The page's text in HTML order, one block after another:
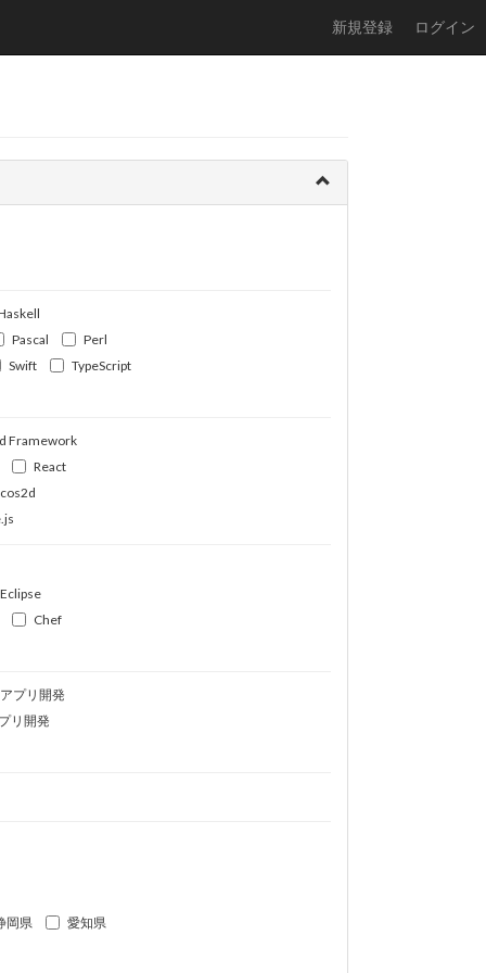
新規登録 ログイン
Pascal
Perl
Swift
TypeScript
Framework
React
Eclipse
Chef
プリ開発
リ開発
岡県
愛知県